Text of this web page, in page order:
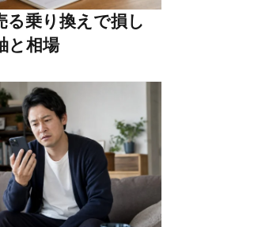
る乗り換えで損し
と相場